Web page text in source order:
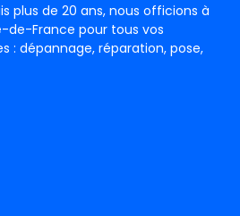
plus de 20 ans, nous officions à
de-France pour tous vos
: dépannage, réparation, pose,